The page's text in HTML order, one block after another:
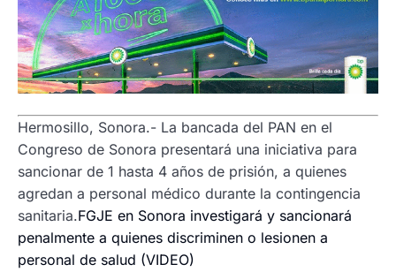
Hermosillo, Sonora.- La bancada del PAN en el
Congreso de Sonora presentará una iniciativa para
sancionar de 1 hasta 4 años de prisión, a quienes
agredan a personal médico durante la contingencia
sanitaria.FGJE en Sonora investigará y sancionará
penalmente a quienes discriminen o lesionen a
personal de salud (VIDEO)